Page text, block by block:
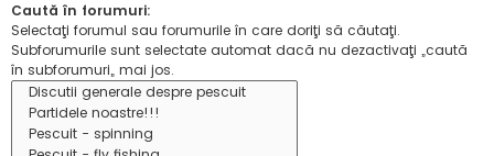
Caută în forumuri:
Selectaţi forumul sau forumurile în care doriţi să căutaţi.
Subforumurile sunt selectate automat dacă nu dezactivaţi „caută
în subforumuri„ mai jos.